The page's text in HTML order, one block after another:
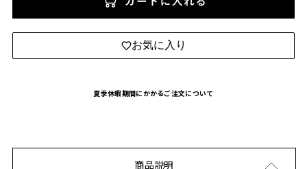
カートに入れる
お気に入り
夏季休暇期間にかかるご注文について
商品説明